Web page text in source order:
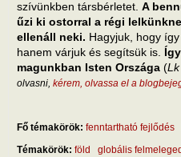
szívünkben társbérletet. A
űzi ki ostorral a régi
ellenáll neki. Hagyjuk, hogy
hanem várjuk és segítsük is.
magunkban Isten Országa (
olvasni, kérem, olvassa el a
Fő témakörök: fenntartható fejlődés
Témakörök: föld globális